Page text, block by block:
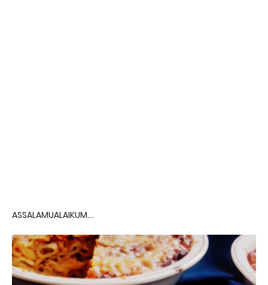
ASSALAMUALAIKUM....